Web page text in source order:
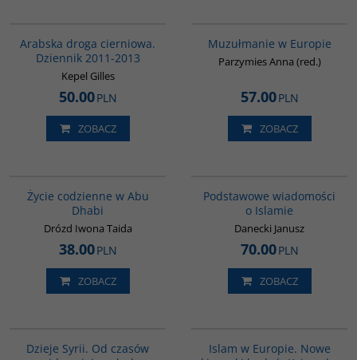
Arabska droga cierniowa.
Dziennik 2011-2013
Kepel Gilles
50.00PLN
ZOBACZ
Muzułmanie w Europie
Parzymies Anna (red.)
57.00PLN
ZOBACZ
Życie codzienne w Abu
Dhabi
Drózd Iwona Taida
38.00PLN
ZOBACZ
Podstawowe wiadomości
o Islamie
Danecki Janusz
70.00PLN
ZOBACZ
Dzieje Syrii. Od czasów
Islam w Europie. Nowe